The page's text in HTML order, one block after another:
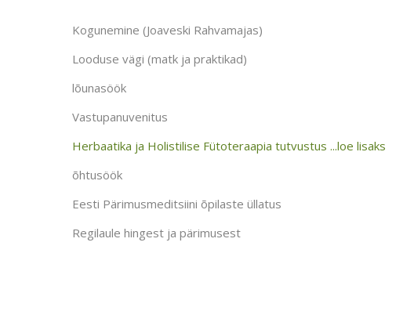
Kogunemine (Joaveski Rahvamajas)
Looduse vägi (matk ja praktikad)
lõunasöök
Vastupanuvenitus
Herbaatika ja Holistilise Fütoteraapia tutvustus ...loe lisaks
õhtusöök
Eesti Pärimusmeditsiini õpilaste üllatus
Regilaule hingest ja pärimusest